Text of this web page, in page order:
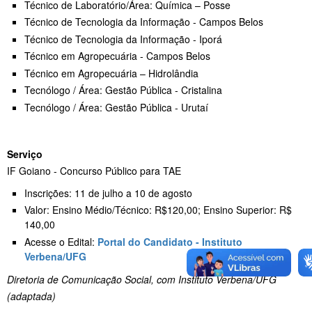
Técnico de Laboratório/Área: Química – Posse
Técnico de Tecnologia da Informação - Campos Belos
Técnico de Tecnologia da Informação - Iporá
Técnico em Agropecuária - Campos Belos
Técnico em Agropecuária – Hidrolândia
Tecnólogo / Área: Gestão Pública - Cristalina
Tecnólogo / Área: Gestão Pública - Urutaí
Serviço
IF Goiano - Concurso Público para TAE
Inscrições: 11 de julho a 10 de agosto
Valor: Ensino Médio/Técnico: R$120,00; Ensino Superior: R$
140,00
Acesse o Edital: Portal do Candidato - Instituto
Verbena/UFG
Diretoria de Comunicação Social, com Instituto Verbena/UFG
(adaptada)